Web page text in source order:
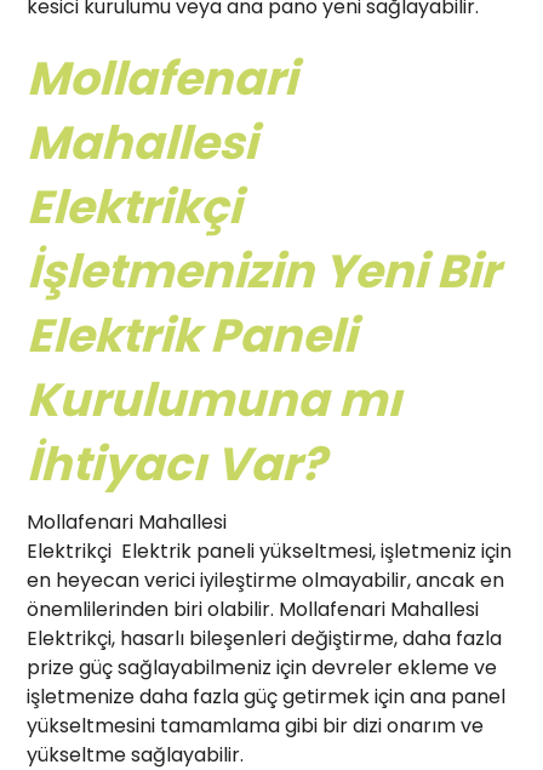
kesici kurulumu veya ana pano yeni sağlayabilir.
Mollafenari
Mahallesi
Elektrikçi
İşletmenizin Yeni Bir
Elektrik Paneli
Kurulumuna mı
İhtiyacı Var?
Mollafenari Mahallesi
Elektrikçi Elektrik paneli yükseltmesi, işletmeniz için
en heyecan verici iyileştirme olmayabilir, ancak en
önemlilerinden biri olabilir. Mollafenari Mahallesi
Elektrikçi, hasarlı bileşenleri değiştirme, daha fazla
prize güç sağlayabilmeniz için devreler ekleme ve
işletmenize daha fazla güç getirmek için ana panel
yükseltmesini tamamlama gibi bir dizi onarım ve
yükseltme sağlayabilir.